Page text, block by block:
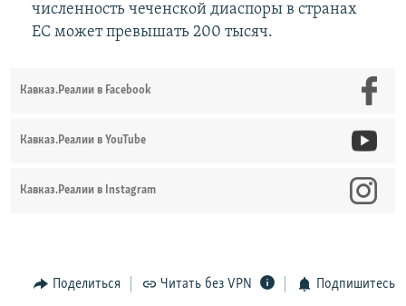
численность чеченской диаспоры в странах
ЕС может превышать 200 тысяч.
Кавказ.Реалии в Facebook
Кавказ.Реалии в YouTube
Кавказ.Реалии в Instagram
Поделиться Читать без VPN Подпишитесь